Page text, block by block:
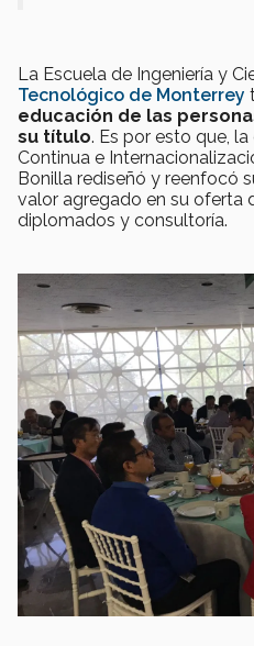
La Escuela de Ingeniería y
Tecnológico de Monterrey
educación de las
su título. Es por esto que,
Continua e
Bonilla rediseñó y reenfocó
valor agregado en su oferta
diplomados y consultoría.